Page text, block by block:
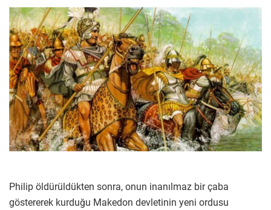
Philip öldürüldükten sonra, onun inanılmaz bir çaba
göstererek kurduğu Makedon devletinin yeni ordusu